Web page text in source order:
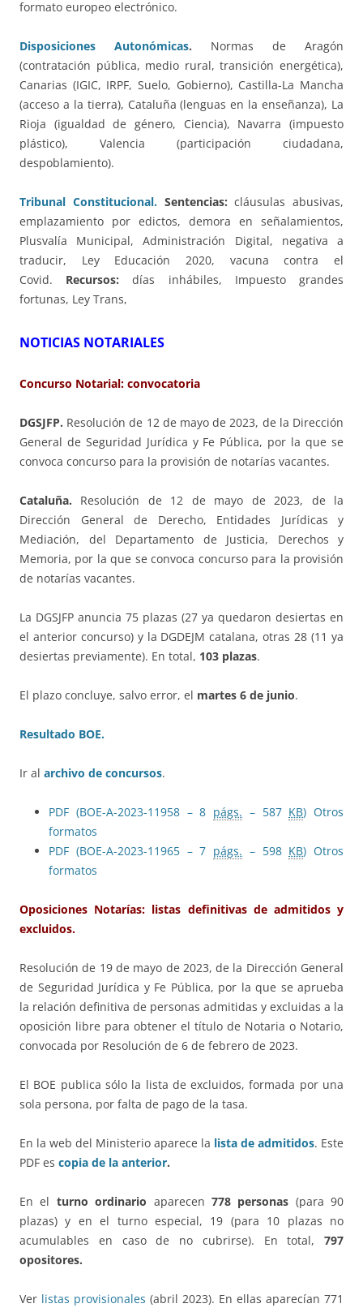
formato europeo electrónico.
Disposiciones Autonómicas. Normas de Aragón
(contratación pública, medio rural, transición energética),
Canarias (IGIC, IRPF, Suelo, Gobierno), Castilla-La Mancha
(acceso a la tierra), Cataluña (lenguas en la enseñanza), La
Rioja (igualdad de género, Ciencia), Navarra (impuesto
plástico), Valencia (participación ciudadana,
despoblamiento).
Tribunal Constitucional.Sentencias: cláusulas abusivas,
emplazamiento por edictos, demora en señalamientos,
Plusvalía Municipal, Administración Digital, negativa a
traducir, Ley Educación 2020, vacuna contra el
Covid. Recursos: días inhábiles, Impuesto grandes
fortunas, Ley Trans,
NOTICIAS NOTARIALES
Concurso Notarial: convocatoria
DGSJFP. Resolución de 12 de mayo de 2023, de la Dirección
General de Seguridad Jurídica y Fe Pública, por la que se
convoca concurso para la provisión de notarías vacantes.
Cataluña. Resolución de 12 de mayo de 2023, de la
Dirección General de Derecho, Entidades Jurídicas y
Mediación, del Departamento de Justicia, Derechos y
Memoria, por la que se convoca concurso para la provisión
de notarías vacantes.
La DGSJFP anuncia 75 plazas (27 ya quedaron desiertas en
el anterior concurso) y la DGDEJM catalana, otras 28 (11 ya
desiertas previamente). En total, 103 plazas.
El plazo concluye, salvo error, el martes 6 de junio.
Resultado BOE.
Ir al archivo de concursos.
PDF (BOE-A-2023-11958 – 8 págs. – 587 KB) Otros
formatos
PDF (BOE-A-2023-11965 – 7 págs. – 598 KB) Otros
formatos
Oposiciones Notarías: listas definitivas de admitidos y
excluidos.
Resolución de 19 de mayo de 2023, de la Dirección General
de Seguridad Jurídica y Fe Pública, por la que se aprueba
la relación definitiva de personas admitidas y excluidas a la
oposición libre para obtener el título de Notaria o Notario,
convocada por Resolución de 6 de febrero de 2023.
El BOE publica sólo la lista de excluidos, formada por una
sola persona, por falta de pago de la tasa.
En la web del Ministerio aparece la lista de admitidos. Este
PDF es copia de la anterior.
En el turno ordinario aparecen 778 personas (para 90
plazas) y en el turno especial, 19 (para 10 plazas no
acumulables en caso de no cubrirse). En total, 797
opositores.
Ver listas provisionales (abril 2023). En ellas aparecían 771